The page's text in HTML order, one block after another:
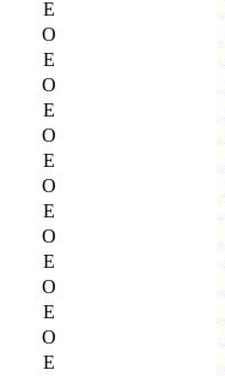
E
O
E
O
E
O
E
O
E
O
E
O
E
O
E